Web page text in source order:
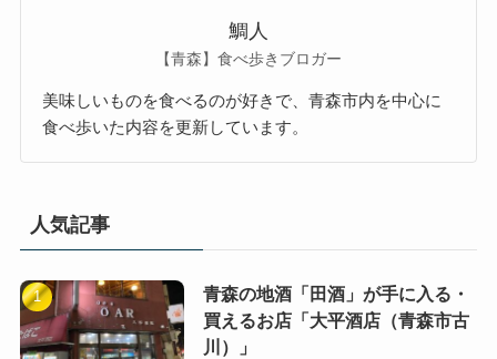
鯛人
【青森】食べ歩きブロガー
美味しいものを食べるのが好きで、青森市内を中心に
食べ歩いた内容を更新しています。
人気記事
青森の地酒「田酒」が手に入る・
買えるお店「大平酒店（青森市古
川）」